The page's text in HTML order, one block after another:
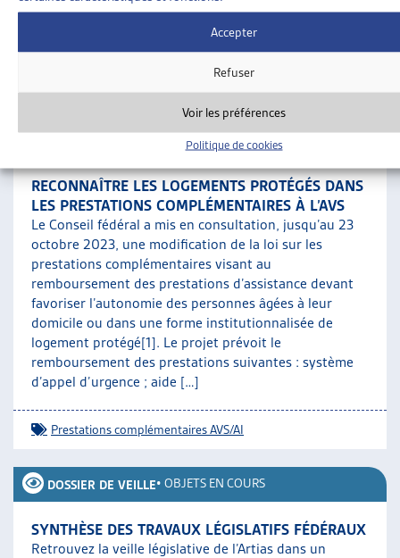
Accepter
Refuser
Voir les préférences
Politique de cookies
Communiqué de presse disponible à l’adresse suivante :
https://www.admin.ch/gov/fr/accueil/documentation/
SUR LE MÊME THÈME…
RECONNAÎTRE LES LOGEMENTS PROTÉGÉS DANS
LES PRESTATIONS COMPLÉMENTAIRES À L’AVS
Le Conseil fédéral a mis en consultation, jusqu’au 23
octobre 2023, une modification de la loi sur les
prestations complémentaires visant au
remboursement des prestations d’assistance devant
favoriser l’autonomie des personnes âgées à leur
domicile ou dans une forme institutionnalisée de
logement protégé[1]. Le projet prévoit le
remboursement des prestations suivantes : système
d’appel d’urgence ; aide […]
Prestations complémentaires AVS/AI
DOSSIER DE VEILLE• OBJETS EN COURS
SYNTHÈSE DES TRAVAUX LÉGISLATIFS FÉDÉRAUX
Retrouvez la veille législative de l’Artias dans un